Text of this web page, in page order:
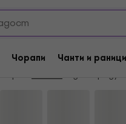
Чорапи Чанти и раници
Прекратена продажба
Nirvana In Utero
Марка: Код на